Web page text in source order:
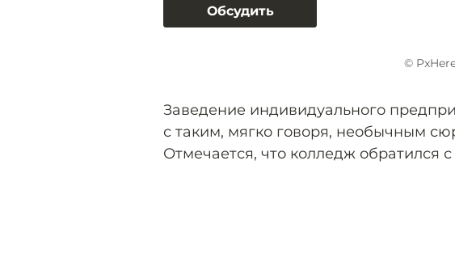
Обсудить
©
Заведение индивидуального
с таким, мягко говоря, необычным
Отмечается, что колледж обратился